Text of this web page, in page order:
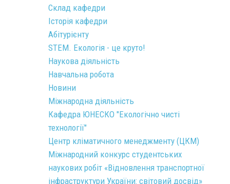
Склад кафедри
Історія кафедри
Абітурієнту
STEM. Екологія - це круто!
Наукова діяльність
Навчальна робота
Новини
Міжнародна діяльність
Кафедра ЮНЕСКО "Екологічно чисті
технології"
Центр кліматичного менеджменту (ЦКМ)
Міжнародний конкурс студентських
наукових робіт «Відновлення транспортної
інфраструктури України: світовий досвід»